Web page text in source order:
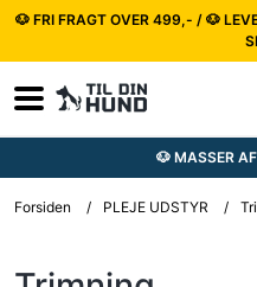
🐶 FRI FRAGT OVER 499,- / 🐶
🐶 MASSER
Forsiden / PLEJE UDSTYR /